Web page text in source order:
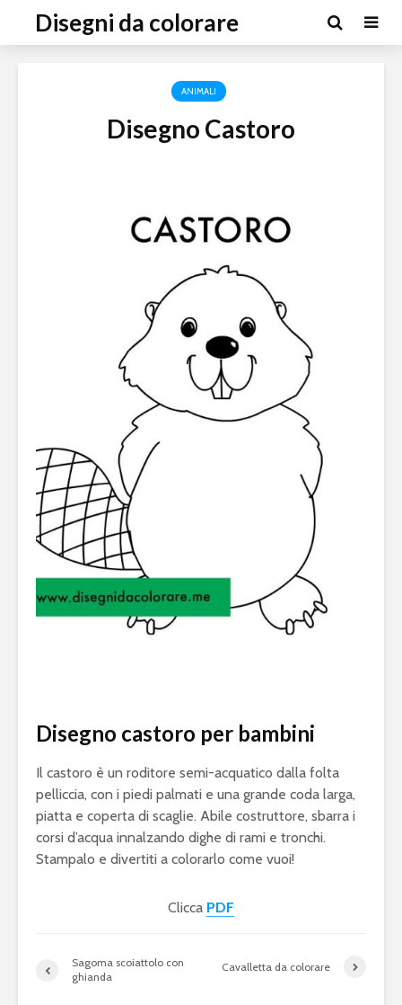
Disegni da colorare
ANIMALI
Disegno Castoro
Disegno castoro per bambini
Il castoro è un roditore semi-acquatico dalla folta
pelliccia, con i piedi palmati e una grande coda larga,
piatta e coperta di scaglie. Abile costruttore, sbarra i
corsi d’acqua innalzando dighe di rami e tronchi.
Stampalo e divertiti a colorarlo come vuoi!
Clicca PDF
Sagoma scoiattolo con
ghianda
Cavalletta da colorare